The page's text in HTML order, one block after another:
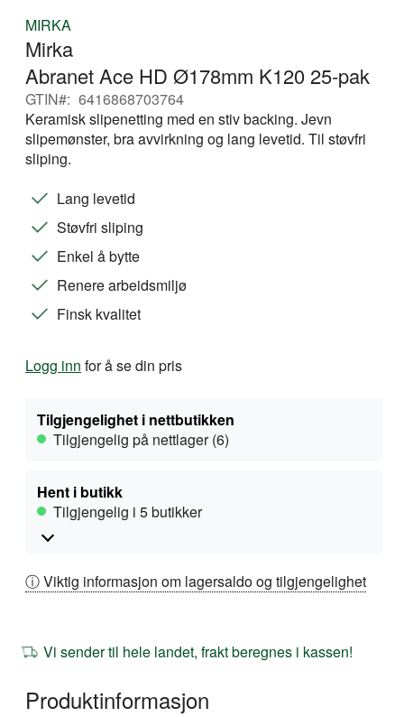
begynnelsen
bildegalleri
MIRKA
Mirka
Abranet Ace HD Ø178mm K120 25-pak
GTIN
6416868703764
Keramisk slipenetting med en stiv backing. Jevn
slipemønster, bra avvirkning og lang levetid. Til støvfri
sliping.
Lang levetid
Støvfri sliping
Enkel å bytte
Renere arbeidsmiljø
Finsk kvalitet
Logg inn for å se din pris
Tilgjengelighet i nettbutikken
Tilgjengelig på nettlager (6)
Hent i butikk
Tilgjengelig i 5 butikker
ⓘ Viktig informasjon om lagersaldo og tilgjengelighet
Vi sender til hele landet, frakt beregnes i kassen!
Produktinformasjon